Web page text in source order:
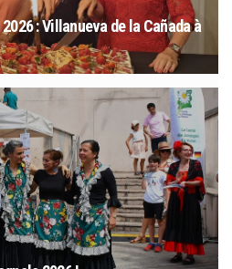
: Villanueva de la Cañada à